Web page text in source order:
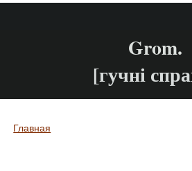
Grom.
[гучні
Вы здесь
Главная